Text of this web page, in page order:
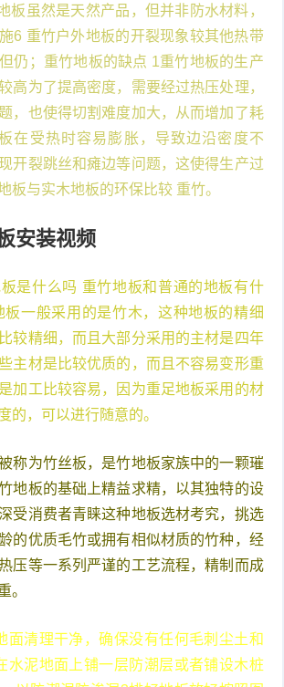
板虽然是天然产品，但并非防水材料，
6 重竹户外地板的开裂现象较其他热带
仍；重竹地板的缺点 1重竹地板的生产
高为了提高密度，需要经过热压处理，
，也使得切割难度加大，从而增加了耗
在受热时容易膨胀，导致边沿密度不
开裂跳丝和瘫边等问题，这使得生产过
板与实木地板的环保比较 重竹。
安装视频
是什么吗 重竹地板和普通的地板有什
板一般采用的是竹木，这种地板的精细
较精细，而且大部分采用的主材是四年
主材是比较优质的，而且不容易变形重
加工比较容易，因为重足地板采用的材
的，可以进行随意的。
称为竹丝板，是竹地板家族中的一颗璀
地板的基础上精益求精，以其独特的设
受消费者青睐这种地板选材考究，挑选
的优质毛竹或拥有相似材质的竹种，经
压等一系列严谨的工艺流程，精制而成
。
面清理干净，确保没有任何毛刺尘土和
水泥地面上铺一层防潮层或者铺设木桩